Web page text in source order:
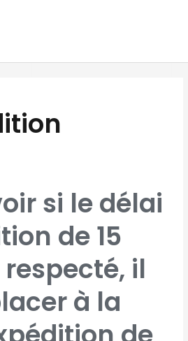
si le délai
de 15
il
à la